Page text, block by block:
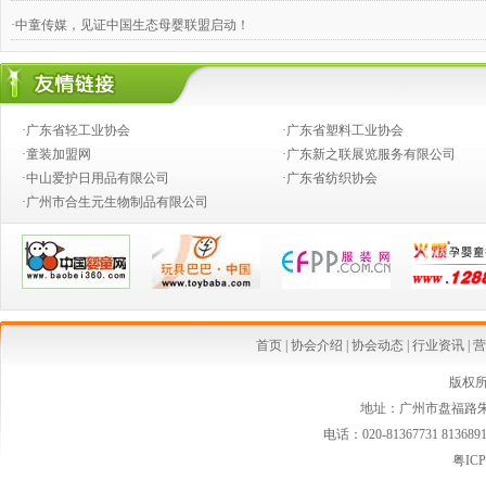
·中童传媒，见证中国生态母婴联盟启动！
·奶粉钱不好赚，跨国合伙兴起
·婴童店销售，如何攻下九类难缠的客户？
·创新童装营销模式,高效对接渠道资源
·2014婴童行业创新发展论坛
·从今生宝贝公司转型看婴童行业发展中的创新变革
·国家质检总局连夜发布新西兰可瑞康婴儿配方乳粉最新消费警示
·广东省轻工业协会
·广东省塑料工业协会
·童装加盟网
·广东新之联展览服务有限公司
·中山爱护日用品有限公司
·广东省纺织协会
·广州市合生元生物制品有限公司
首页 协会介绍 协会动态 行业资讯
版权
地址：广州市盘福路
电话：020-81367731
粤